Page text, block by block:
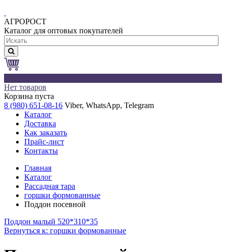
АГРОРОСТ
Каталог для оптовых покупателей
Нет товаров
Корзина пуста
8 (980) 651-08-16 Viber, WhatsApp, Telegram
Каталог
Доставка
Как заказать
Прайс-лист
Контакты
Главная
Каталог
Рассадная тара
горшки формованные
Поддон посевной
Поддон малый 520*310*35
Вернуться к: горшки формованные